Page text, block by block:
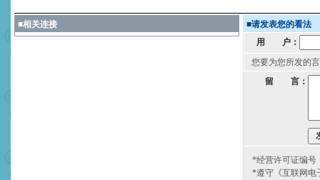
■相关连接 ■请发表您的看法
用 户：
您要为您所发的
留 言：
*经营许可证编号
*遵守《互联网电